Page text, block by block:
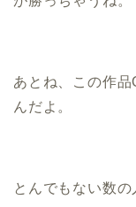
あとね、この作
んだよ。
とんでもない数の